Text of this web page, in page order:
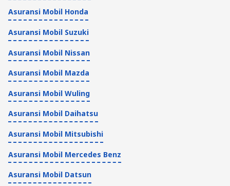
Asuransi Mobil Honda
Asuransi Mobil Suzuki
Asuransi Mobil Nissan
Asuransi Mobil Mazda
Asuransi Mobil Wuling
Asuransi Mobil Daihatsu
Asuransi Mobil Mitsubishi
Asuransi Mobil Mercedes Benz
Asuransi Mobil Datsun